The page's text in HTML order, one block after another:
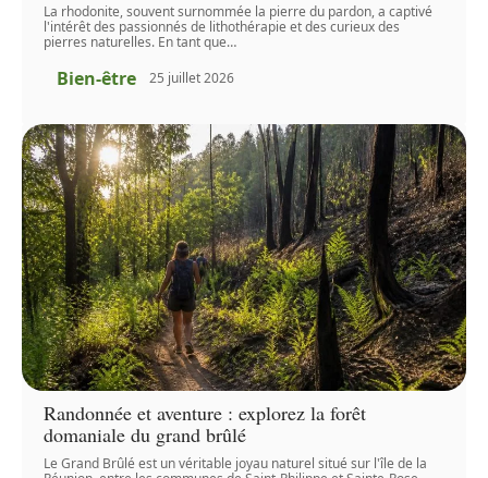
La rhodonite, souvent surnommée la pierre du pardon, a captivé
l'intérêt des passionnés de lithothérapie et des curieux des
pierres naturelles. En tant que…
Bien-être 25 juillet 2026
Randonnée et aventure : explorez la forêt
domaniale du grand brûlé
Le Grand Brûlé est un véritable joyau naturel situé sur l'île de la